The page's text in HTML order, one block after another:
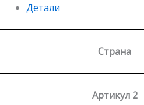
Детали
Страна
Артикул 2